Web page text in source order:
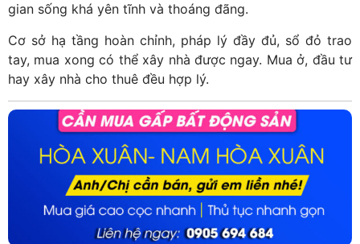
gian sống khá yên tĩnh và thoáng đãng.
Cơ sở hạ tầng hoàn chỉnh, pháp lý đầy đủ, sổ đỏ trao
tay, mua xong có thể xây nhà được ngay. Mua ở, đầu tư
hay xây nhà cho thuê đều hợp lý.